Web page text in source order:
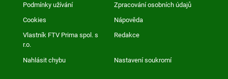
Podmínky užívání Zpracování osobních údajů
Cookies Nápověda
Vlastník FTV Prima spol. s
r.o.
Redakce
Nahlásit chybu Nastavení soukromí